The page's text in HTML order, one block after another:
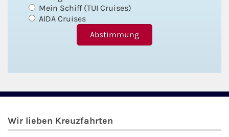
Mein Schiff (TUI Cruises)
AIDA Cruises
Wir lieben Kreuzfahrten